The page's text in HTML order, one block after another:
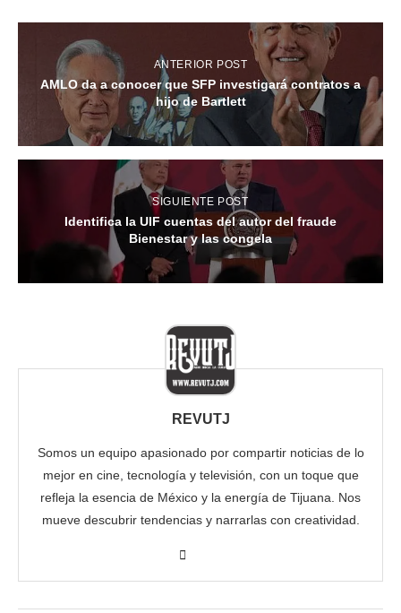
ANTERIOR POST
AMLO da a conocer que SFP investigará contratos a
hijo de Bartlett
SIGUIENTE POST
Identifica la UIF cuentas del autor del fraude
Bienestar y las congela
REVUTJ
Somos un equipo apasionado por compartir noticias de lo
mejor en cine, tecnología y televisión, con un toque que
refleja la esencia de México y la energía de Tijuana. Nos
mueve descubrir tendencias y narrarlas con creatividad.